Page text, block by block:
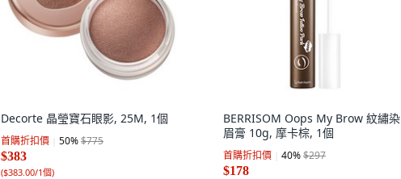
Decorte 晶瑩寶石眼影, 25M, 1個
首購折扣價 50%$775
$383
($383.00/1個)
BERRISOM Oops My Brow 紋繡染
眉膏 10g, 摩卡棕, 1個
首購折扣價 40%$297
$178